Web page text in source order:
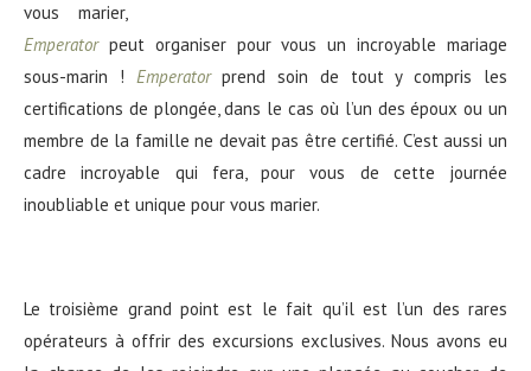
vous marier,
Emperatorpeut organiser pour vous un incroyable mariage
sous-marin ! Emperatorprend soin de tout y compris les
certifications de plongée, dans le cas où l’un des époux ou un
membre de la famille ne devait pas être certifié. C’est aussi un
cadre incroyable qui fera, pour vous de cette journée
inoubliable et unique pour vous marier.
Le troisième grand point est le fait qu’il est l’un des rares
opérateurs à offrir des excursions exclusives. Nous avons eu